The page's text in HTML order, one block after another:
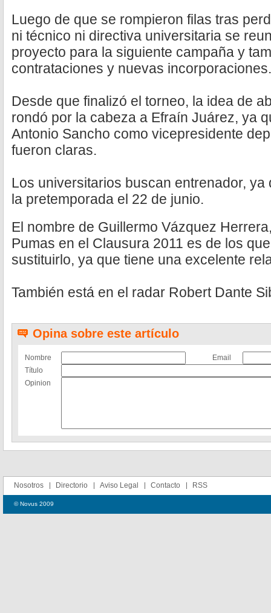
Luego de que se rompieron filas tras
ni técnico ni directiva universitaria se
proyecto para la siguiente campaña y
contrataciones y nuevas incorporaciones.
Desde que finalizó el torneo, la idea de
rondó por la cabeza a Efraín Juárez, ya
Antonio Sancho como vicepresidente
fueron claras.
Los universitarios buscan entrenador,
la pretemporada el 22 de junio.
El nombre de Guillermo Vázquez
Pumas en el Clausura 2011 es de los
sustituirlo, ya que tiene una excelente
También está en el radar Robert Dante
Opina sobre este artículo
Nombre
Email
Título
Opinion
Nosotros Directorio Aviso Legal Contacto RSS
© Novus 2009